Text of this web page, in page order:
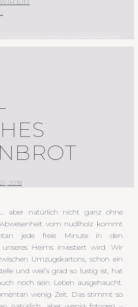
2018
aber natürlich nicht ganz ohne
vom nudlholz kommt
jede freie Minute in den
Heims investiert wird. Wir
Umzugskartons, schon ein
und weil’s grad so lustig ist, hat
noch sein Leben ausgehaucht.
wenig Zeit. Das stimmt so